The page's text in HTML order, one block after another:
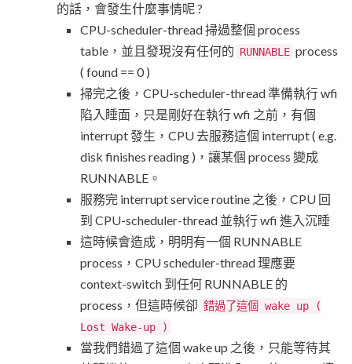
的話，會發生什麼事情呢 ?
CPU-scheduler-thread 掃過整個 process
table，並且發現沒有任何的 RUNNABLE process
( found == 0 )
掃完之後，CPU-scheduler-thread 準備執行 wfi
陷入睡面，只是剛好在執行 wfi 之前，有個
interrupt 發生，CPU 去服務這個 interrupt ( e.g.
disk finishes reading )，讓某個 process 變成
RUNNABLE。
服務完 interrupt service routine 之後，CPU 回
到 CPU-scheduler-thread 並執行 wfi 進入沉睡
這時候會造成，明明有一個 RUNNABLE
process，CPU scheduler-thread 理應要
context-switch 到任何 RUNNABLE 的
process，但這時候卻 錯過了這個 wake up (
Lost Wake-up )
當我們錯過了這個 wake up 之後，只能等待其